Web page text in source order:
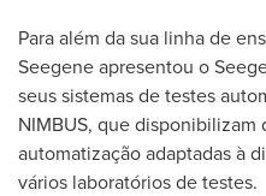
Para além da sua linha de
Seegene apresentou o
seus sistemas de testes
NIMBUS, que disponibilizam
automatização adaptadas à
vários laboratórios de testes.